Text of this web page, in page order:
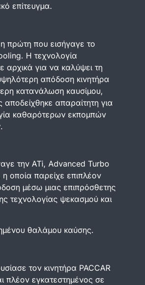
επίτευγμα.
πρώτη που εισήγαγε το
Η τεχνολογία
αρχικά για να καλύψει τη
απόδοση κινητήρα
κατανάλωση καυσίμου,
αποδείχθηκε απαραίτητη για
καθαρότερων εκπομπών
την ATi, Advanced Turbo
οποία παρείχε επιπλέον
μέσω μιας επιπρόσθετης
τεχνολογίας ψεκασμού και
θαλάμου καύσης.
τον κινητήρα PACCAR
πλέον εγκατεστημένος σε